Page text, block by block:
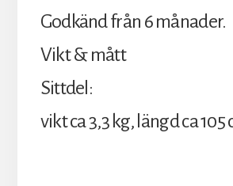
Godkänd från 6 månader.
Vikt & mått
Sittdel:
vikt ca 3,3 kg, längd ca 105